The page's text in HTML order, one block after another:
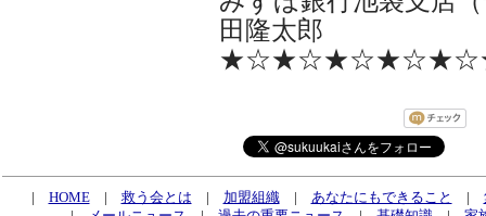
田隆太郎
| HOME| 救う会とは | 加盟組織| あなたにもできること |